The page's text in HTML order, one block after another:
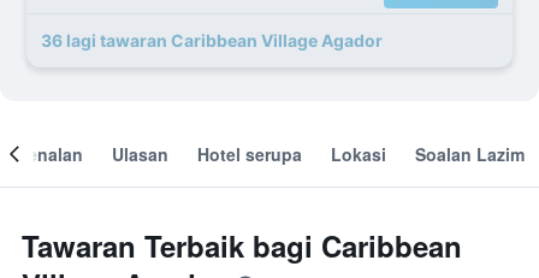
36 lagi tawaran Caribbean Village Agador
Ulasan Hotel serupa Lokasi Soalan Lazim
Tawaran Terbaik bagi Caribbean